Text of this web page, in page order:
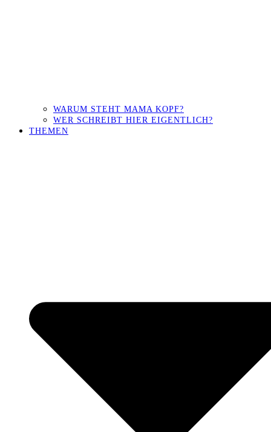
WARUM STEHT MAMA KOPF?
WER SCHREIBT HIER EIGENTLICH?
THEMEN